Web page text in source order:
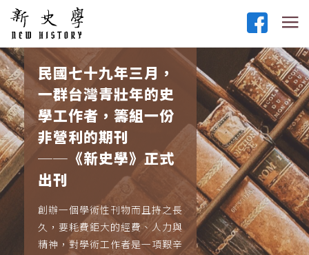
民國七十九年三月，
一群台灣青壯年的史
學工作者，籌組一份
非營利的期刊
──《新史學》正式
出刊
創辦一個學術性刊物而且持之長
久，要耗費鉅大的經費、人力與
精神，對學術工作者是一項艱辛